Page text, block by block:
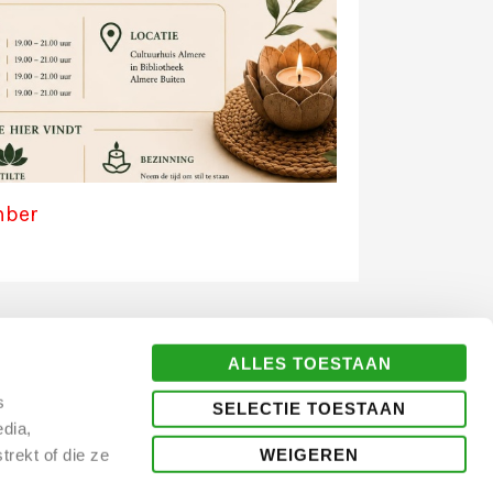
of die ze
ALLES TOESTAAN
SELECTIE TOESTAAN
WEIGEREN